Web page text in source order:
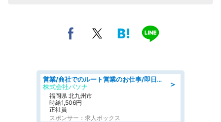
＞
営業/商社でのルート営業のお仕事/即日勤務可/車通勤可/営業
株式会社パソナ
福岡県 北九州市
時給1,506円
正社員
スポンサー：求人ボックス